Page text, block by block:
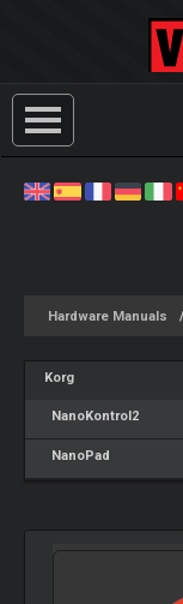
Hardware Manuals
Korg
NanoKontrol2
NanoPad